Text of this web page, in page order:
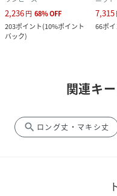
2,236円 68%OFF
203ポイント(10%ポイント
バック)
7,315
66ポイ
関連キ
search ロング丈・マキシ丈